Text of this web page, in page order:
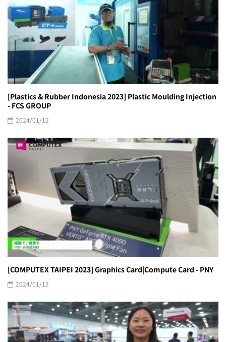
[Plastics & Rubber Indonesia 2023] Plastic Moulding Injection
- FCS GROUP
2024/01/12
[COMPUTEX TAIPEI 2023] Graphics Card|Compute Card - PNY
2024/01/12